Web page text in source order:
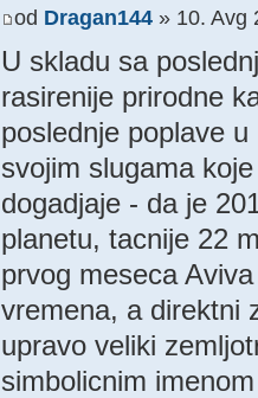
od Dragan144» 10. Avg
U skladu sa
rasirenije prirodne
poslednje poplave
svojim slugama
dogadjaje - da je
planetu, tacnije 22
prvog meseca
vremena, a direktni
upravo veliki
simbolicnim imenom